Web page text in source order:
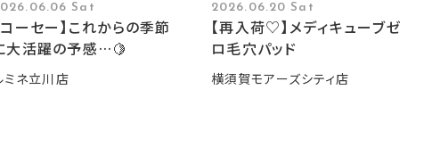
Sat
コーセー】これからの季節
大活躍の予感…🍋
ミネ立川店
2026.06.20 Sat
【再入荷♡】メディキューブゼ
ロ毛穴パッド
横須賀モアーズシティ店